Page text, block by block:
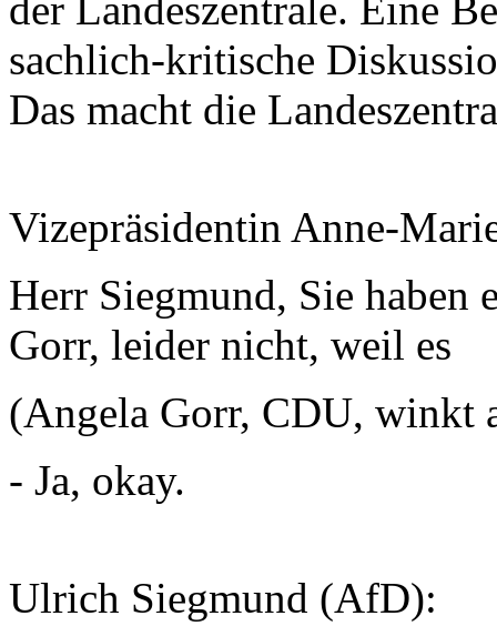
sachlich-kritische
Das macht die
Vizepräsidentin Anne-
Herr Siegmund, Sie haben
Gorr, leider nicht, weil es
(Angela Gorr, CDU, winkt
- Ja, okay.
Ulrich Siegmund (AfD):